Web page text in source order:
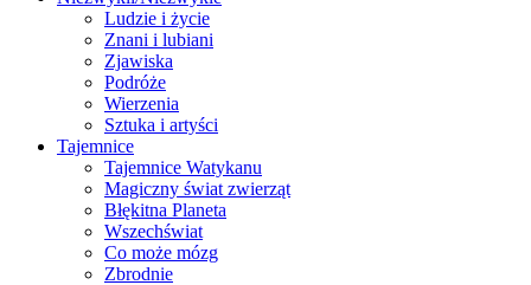
Ludzie i życie
Znani i lubiani
Zjawiska
Podróże
Wierzenia
Sztuka i artyści
Tajemnice
Tajemnice Watykanu
Magiczny świat zwierząt
Błękitna Planeta
Wszechświat
Co może mózg
Zbrodnie